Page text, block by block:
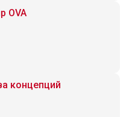
OVA
концепций